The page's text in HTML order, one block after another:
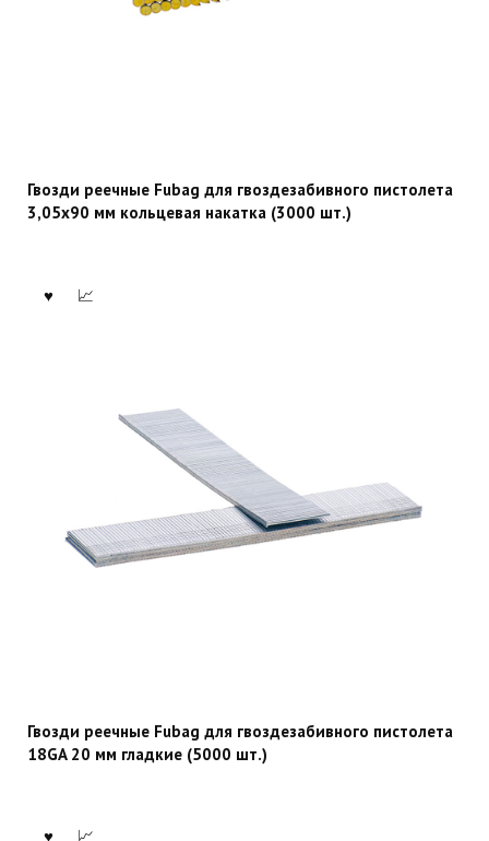
Гвозди реечные Fubag для гвоздезабивного пистолета
3,05х90 мм кольцевая накатка (3000 шт.)
Гвозди реечные Fubag для гвоздезабивного пистолета
18GA 20 мм гладкие (5000 шт.)